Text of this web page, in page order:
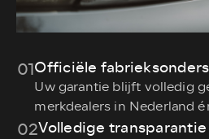
01Officiële
Uw garantie blijft volledig
merkdealers in Nederland
02Volledige transparantie